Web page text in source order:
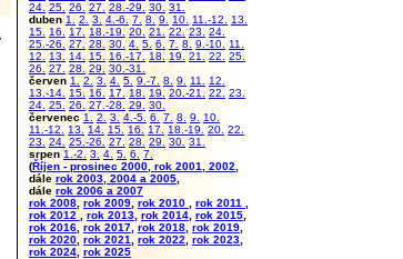
24. 25. 26. 27. 28.-29. 30. 31.
duben 1. 2. 3. 4.-6. 7. 8. 9. 10. 11.-12.
13.
15.
16. 17. 18.-19. 20. 21. 22. 23.
24.
25.-26.
27. 28. 30. 4. 5. 6. 7. 8. 9.-10.
11.
12.
13. 14. 15. 16.-17. 18. 19. 21. 22.
25.
26.
27. 28. 29.
30.-31.
červen 1. 2. 3. 4. 5. 9.-7. 8. 9. 11.
12.
13.-14.
15. 16. 17. 18. 19. 20.-21. 22.
23.
24. 25. 26. 27.-28. 29.
30.
červenec 1. 2. 3. 4.-5. 6. 7. 8. 9.
10.
11.-12.
13. 14. 15. 16. 17. 18.-19. 20. 22.
23.
24. 25.-26. 27. 28. 29. 30. 31.
srpen 1.-2. 3. 4. 5. 6. 7.
(Říjen - prosinec 2000, rok 2001, 2002,
dále rok 2003, 2004 a 2005
dále rok 2006 a 2007
rok 2008 rok 2009 rok 2010 rok 2011
rok 2012
rok 2013 rok 2014 rok 2015
rok 2016 rok 2017 rok 2018 rok 2019
rok 2020 rok 2021 rok 2022 rok 2023
rok 2024 rok 2025